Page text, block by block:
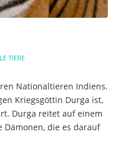
TIERE
Nationaltieren Indiens.
Kriegsgöttin Durga ist,
Durga reitet auf einem
Dämonen, die es darauf